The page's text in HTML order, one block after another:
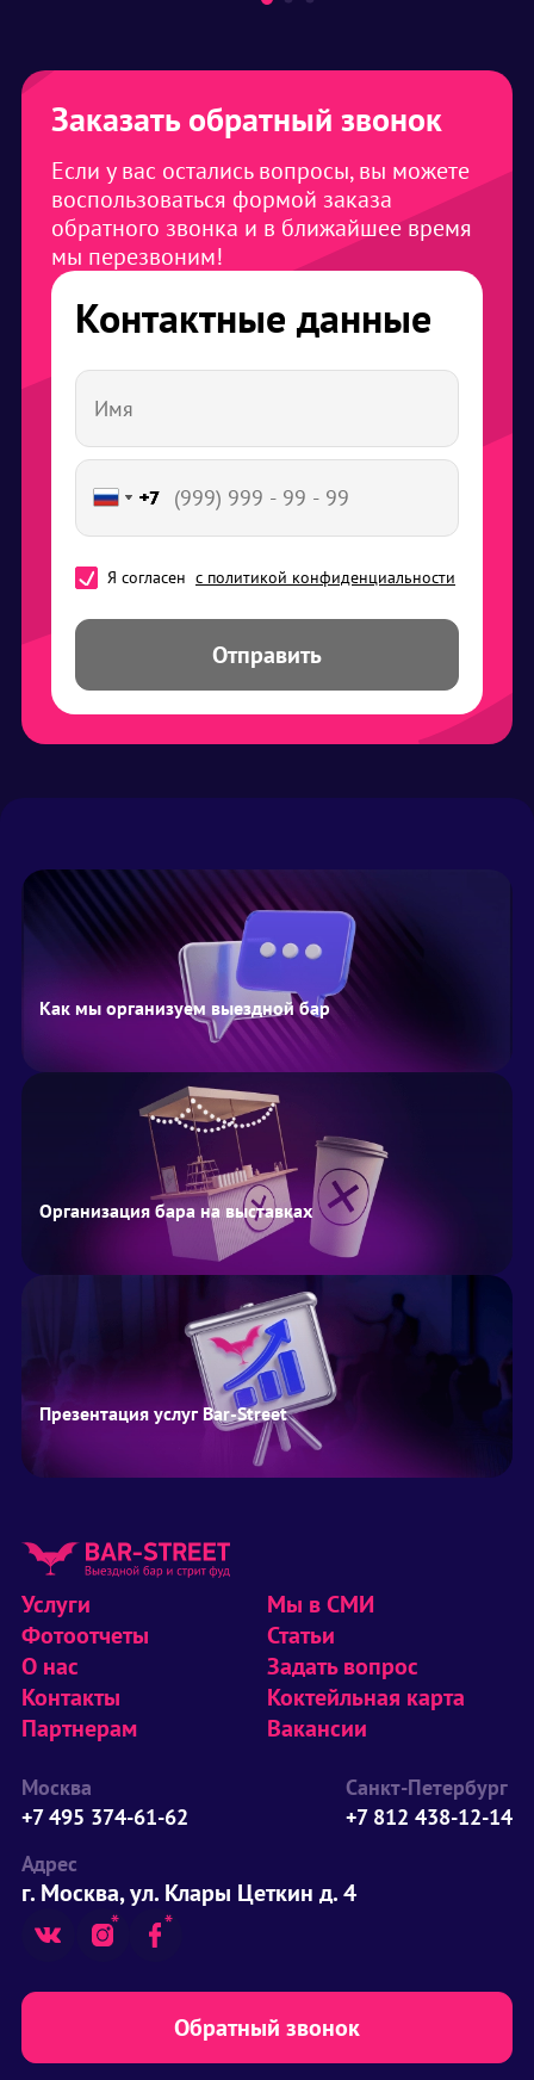
Заказать обратный звонок
Если у вас остались вопросы, вы можете
воспользоваться формой заказа
обратного звонка и в ближайшее время
мы перезвоним!
Контактные данные
+7
+7
+7
+7
+7
Я согласен с политикой конфиденциальности
Отправить
Как мы организуем выездной бар
Организация бара на выставках
Презентация услуг Bar-Street
Услуги
Фотоотчеты
О нас
Контакты
Партнерам
Мы в СМИ
Статьи
Задать вопрос
Коктейльная карта
Вакансии
Москва
+7 495 374-61-62
Санкт-Петербург
+7 812 438-12-14
Адрес
г. Москва, ул. Клары Цеткин д. 4
Обратный звонок